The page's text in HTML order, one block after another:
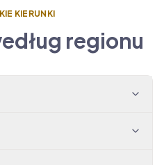
KIERUNKI
regionu